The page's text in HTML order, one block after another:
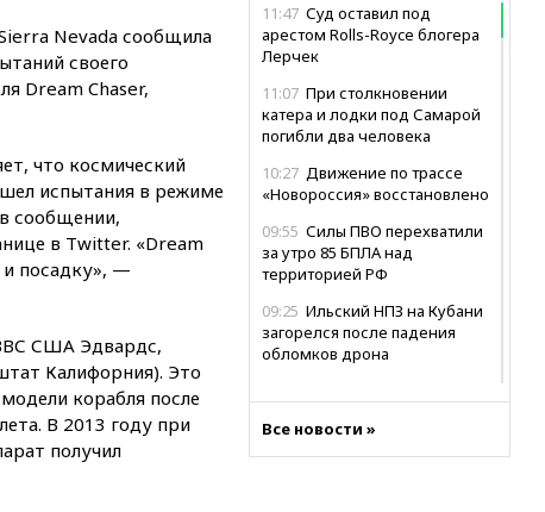
11:47 Суд оставил под
арестом Rolls-Royce блогера
Лерчек
11:07 При столкновении
катера и лодки под Самарой
погибли два человека
10:27 Движение по трассе
«Новороссия» восстановлено
09:55 Силы ПВО перехватили
за утро 85 БПЛА над
территорией РФ
09:25 Ильский НПЗ на Кубани
загорелся после падения
обломков дрона
подлете к Москве
Все новости »
Nevada сообщила
своего
Dream Chaser,
что космический
испытания в режиме
сообщении,
в Twitter. «Dream
и посадку», —
США Эдвардс,
Калифорния). Это
корабля после
В 2013 году при
получил